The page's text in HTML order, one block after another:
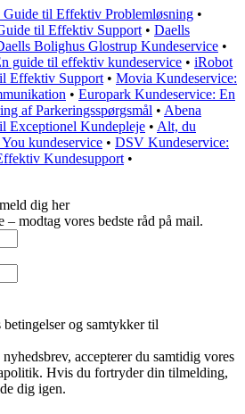
til Effektiv Problemløsning •
til Effektiv Support • Daells
Bolighus Glostrup Kundeservice •
guide til effektiv kundeservice • iRobot
Effektiv Support • Movia Kundeservice:
• Europark Kundeservice: En
af Parkeringsspørgsmål • Abena
Exceptionel Kundepleje • Alt, du
kundeservice • DSV Kundeservice:
Kundesupport •
dig her
– modtag vores bedste råd på mail.
og samtykker til
accepterer du samtidig vores
Hvis du fortryder din tilmelding,
dig igen.